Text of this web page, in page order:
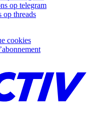
op telegram
op threads
cookies